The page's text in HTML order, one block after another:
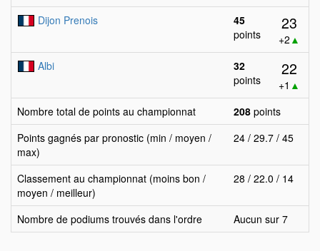
Dijon Prenois
45
points
23
+2 ▲
Albi
32
points
22
+1 ▲
Nombre total de points au championnat
208 points
Points gagnés par pronostic (min / moyen /
max)
24 / 29.7 / 45
Classement au championnat (moins bon /
moyen / meilleur)
28 / 22.0 / 14
Nombre de podiums trouvés dans l'ordre Aucun sur 7